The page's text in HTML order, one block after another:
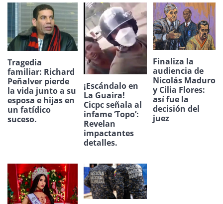
Tragedia
familiar: Richard
Peñalver pierde
la vida junto a su
esposa e hijas en
un fatídico
suceso.
¡Escándalo en
La Guaira!
Cicpc señala al
infame ‘Topo’:
Revelan
impactantes
detalles.
Finaliza la
audiencia de
Nicolás Maduro
y Cilia Flores:
así fue la
decisión del
juez